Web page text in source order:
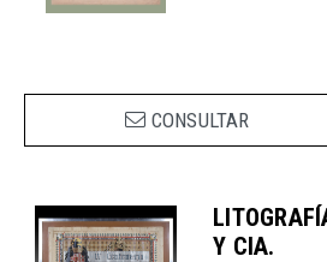
CONSULTAR
Y CIA.